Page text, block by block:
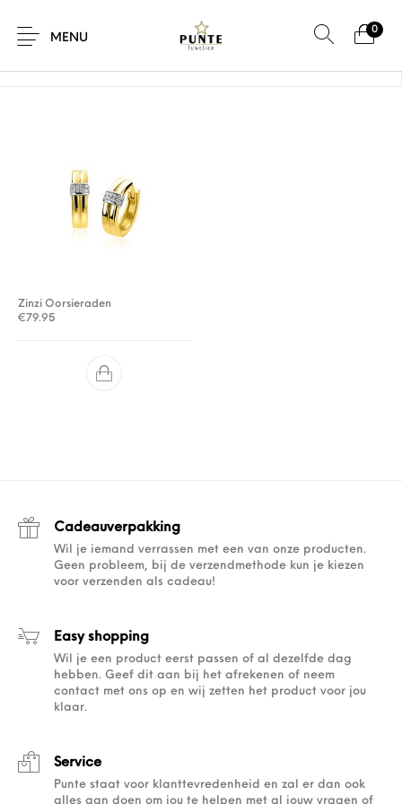
MENU
0
Home / Product Maat 15 x 2,9 x 4 mm
Zinzi Oorsieraden
€79.95
Cadeauverpakking
Wil je iemand verrassen met een van onze producten.
Geen probleem, bij de verzendmethode kun je kiezen
voor verzenden als cadeau!
Easy shopping
Wil je een product eerst passen of al dezelfde dag
hebben. Geef dit aan bij het afrekenen of neem
contact met ons op en wij zetten het product voor jou
klaar.
Service
Punte staat voor klanttevredenheid en zal er dan ook
alles aan doen om jou te helpen met al jouw vragen of